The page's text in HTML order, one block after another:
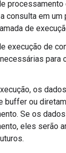
consulta em um
de
execução de
para
os
buffer ou
Se os
eles serão